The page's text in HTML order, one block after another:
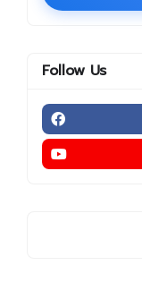
Follow Us